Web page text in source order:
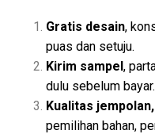
Gratis desain,
puas dan setuju.
Kirim sampel,
dulu sebelum bayar.
Kualitas jempolan,
pemilihan bahan,